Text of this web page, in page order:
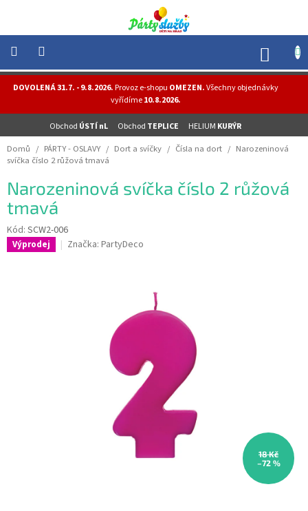
obsah
DOVOLENÁ 31.7. - 9.8.2026.Provoz e-shopu OMEZEN.Všechny objednávky
vyřídíme10.8.2026.
Obchod ÚSTÍ nL Obchod TEPLICE HELIUM KURÝR
NOVINKY
HELIUM
-
OSLAVY
MASKY
-
KOSTÝMY
Domů / PÁRTY - OSLAVY / Dort a svíčky / Čísla na dort / Narozeninová
svíčka číslo 2 růžová tmavá
Narozeninová svíčka číslo 2 růžová
tmavá
Kód: SCW2-006
Výprodej Značka: PartyDeco
18 Kč
–72 %